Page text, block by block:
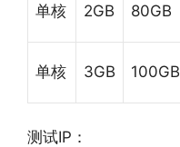
单核 2GB 80GB
单核 3GB 100GB
测试IP：